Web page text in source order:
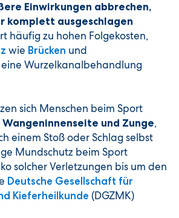
Einwirkungen abbrechen,
komplett ausgeschlagen
häufig zu hohen Folgekosten,
wie Brücken und
Wurzelkanalbehandlung
sich Menschen beim Sport
Wangeninnenseite und Zunge,
einem Stoß oder Schlag selbst
Mundschutz beim Sport
solcher Verletzungen bis um den
Deutsche Gesellschaft für
Kieferheilkunde (DGZMK)